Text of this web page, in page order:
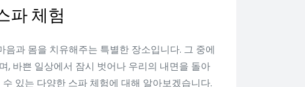
파 체험
과 몸을 치유해주는 특별한 장소입니다. 그 중에
, 바쁜 일상에서 잠시 벗어나 우리의 내면을 돌아
있는 다양한 스파 체험에 대해 알아보겠습니다.